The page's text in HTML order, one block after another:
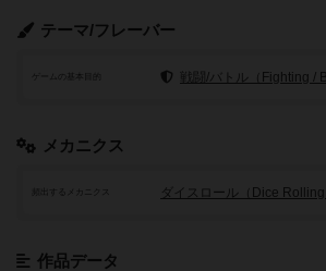
テーマ/フレーバー
ゲームの基本目的 戦闘/バトル（Fighting /
メカニクス
頻出するメカニクス ダイスロール（Dice Rolling
作品データ